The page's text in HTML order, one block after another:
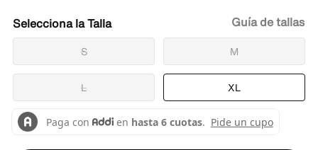
Talla
S M
L XL
Guía de tallas